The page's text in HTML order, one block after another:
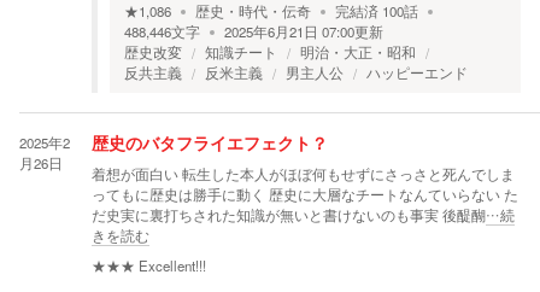
★1,086 歴史・時代・伝奇 完結済 100話
488,446文字 2025年6月21日 07:00更新
歴史改変
知識チート
明治・大正・昭和
反共主義
反米主義 男主人公 ハッピーエンド
2025年2
月26日
歴史のバタフライエフェクト？
着想が面白い 転生した本人がほぼ何もせずにさっさと死んでしま
ってもに歴史は勝手に動く 歴史に大層なチートなんていらない た
だ史実に裏打ちされた知識が無いと書けないのも事実 後醍醐…続
きを読む
★★★ Excellent!!!